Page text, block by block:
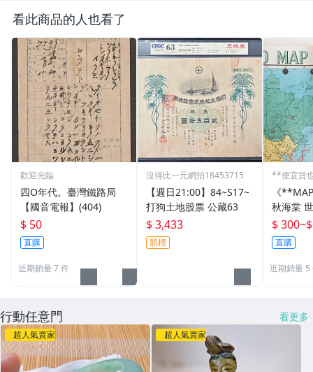
看此商品的人也看了
歡迎光臨
四O年代。臺灣鐵路局
【國音電報】(404)
$ 50
直購
近期銷量 7 件
沒得比一元網拍18453715
【週日21:00】84~S17~
打狗土地股票 公藏63
$ 3,433
競標
**便宜貨
《
秋海棠
國國旗)
$ 300~
直購
近期銷量 5
行動任意門 看更多
超人氣賣家 超人氣賣家